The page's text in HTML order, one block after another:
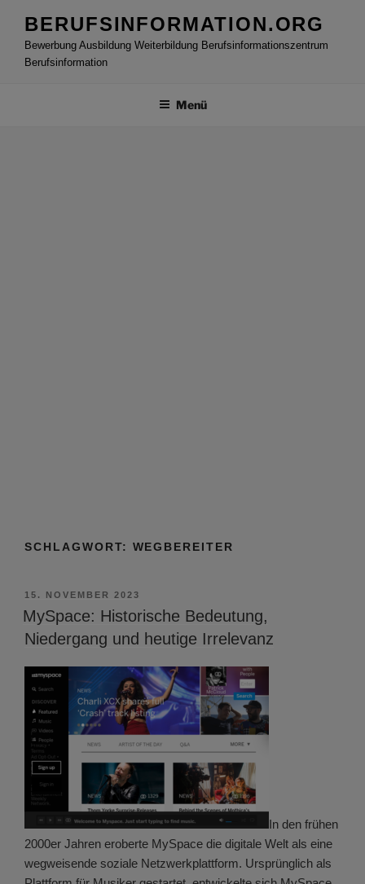
Inhalt
springen
BERUFSINFORMATION.ORG
Bewerbung Ausbildung Weiterbildung Berufsinformationszentrum
Berufsinformation
Menü
SCHLAGWORT: WEGBEREITER
VERÖFFENTLICHT
AM
15. NOVEMBER 2023
MySpace: Historische Bedeutung,
Niedergang und heutige Irrelevanz
In den frühen
2000er Jahren eroberte MySpace die digitale Welt als eine
wegweisende soziale Netzwerkplattform. Ursprünglich als